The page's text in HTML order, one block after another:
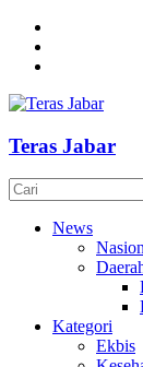
Teras Jabar
News
Kategori
Ekbis